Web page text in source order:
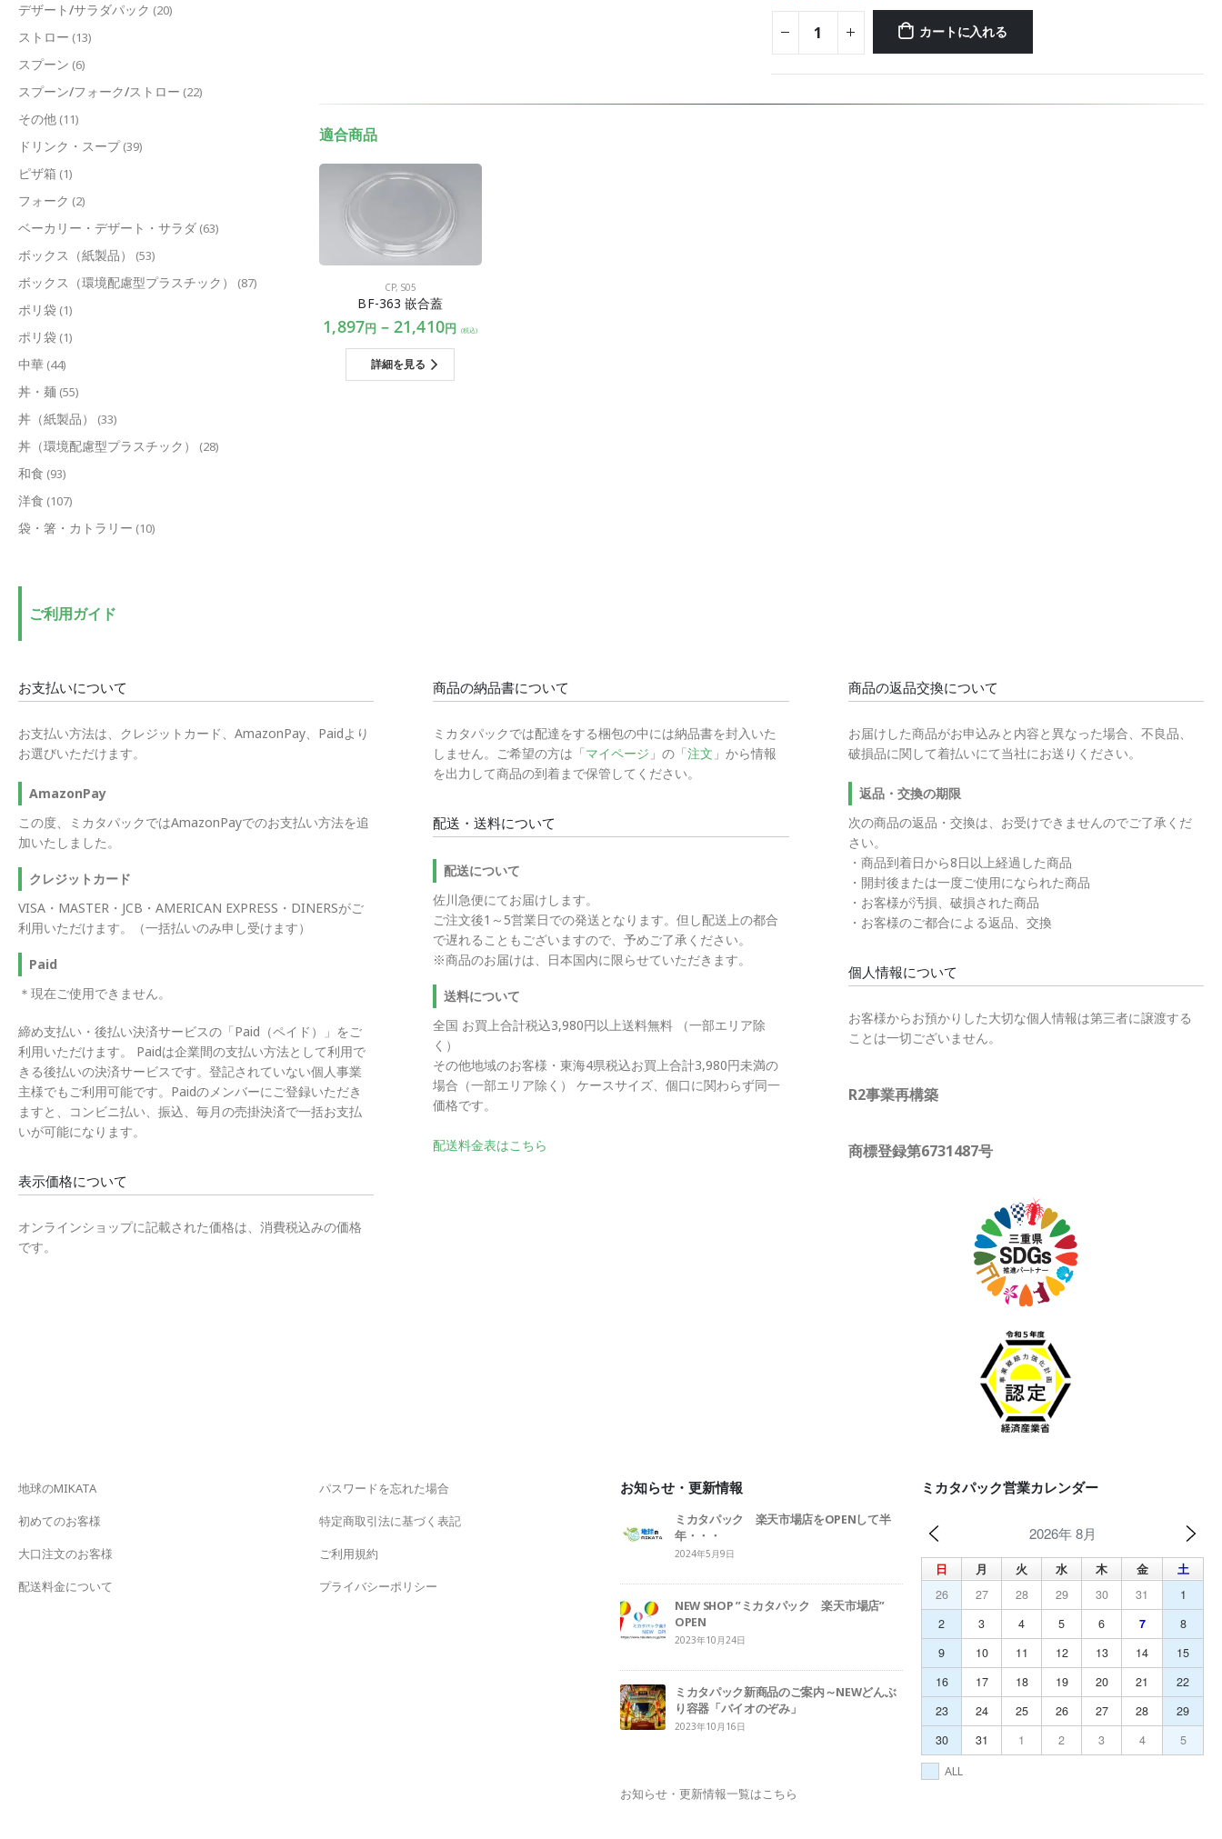
カートに入れる
適合商品
CP, S05
BF-363 嵌合蓋
1,897円 –21,410円 (税込)
詳細を見る
デザート/サラダパック (20)
ストロー (13)
スプーン (6)
スプーン/フォーク/ストロー (22)
その他 (11)
ドリンク・スープ (39)
ピザ箱 (1)
フォーク (2)
ベーカリー・デザート・サラダ (63)
ボックス（紙製品） (53)
ボックス（環境配慮型プラスチック） (87)
ポリ袋 (1)
ポリ袋 (1)
中華 (44)
丼・麺 (55)
丼（紙製品） (33)
丼（環境配慮型プラスチック） (28)
和食 (93)
洋食 (107)
袋・箸・カトラリー (10)
ご利用ガイド
お支払いについて
お支払い方法は、クレジットカード、AmazonPay、Paidより
お選びいただけます。
AmazonPay
この度、ミカタパックではAmazonPayでのお支払い方法を追
加いたしました。
クレジットカード
VISA・MASTER・JCB・AMERICAN EXPRESS・DINERSがご
利用いただけます。（一括払いのみ申し受けます）
Paid
＊現在ご使用できません。
締め支払い・後払い決済サービスの「Paid（ペイド）」をご
利用いただけます。 Paidは企業間の支払い方法として利用で
きる後払いの決済サービスです。登記されていない個人事業
主様でもご利用可能です。Paidのメンバーにご登録いただき
ますと、コンビニ払い、振込、毎月の売掛決済で一括お支払
いが可能になります。
表示価格について
オンラインショップに記載された価格は、消費税込みの価格
です。
商品の納品書について
ミカタパックでは配達をする梱包の中には納品書を封入いた
しません。ご希望の方は「マイページ 」の「注文 」から情報
を出力して商品の到着まで保管してください。
配送・送料について
配送について
佐川急便にてお届けします。
ご注文後1～5営業日での発送となります。但し配送上の都合
で遅れることもございますので、予めご了承ください。
※商品のお届けは、日本国内に限らせていただきます。
送料について
全国 お買上合計税込3,980円以上送料無料 （一部エリア除
く）
その他地域のお客様・東海4県税込お買上合計3,980円未満の
場合（一部エリア除く） ケースサイズ、個口に関わらず同一
価格です。
配送料金表はこちら
商品の返品交換について
お届けした商品がお申込みと内容と異なった場合、不良品、
破損品に関して着払いにて当社にお送りください。
返品・交換の期限
次の商品の返品・交換は、お受けできませんのでご了承くだ
さい。
・商品到着日から8日以上経過した商品
・開封後または一度ご使用になられた商品
・お客様が汚損、破損された商品
・お客様のご都合による返品、交換
個人情報について
お客様からお預かりした大切な個人情報は第三者に譲渡する
ことは一切ございません。
R2事業再構築
商標登録第6731487号
地球のMIKATA
初めてのお客様
大口注文のお客様
配送料金について
パスワードを忘れた場合
特定商取引法に基づく表記
ご利用規約
プライバシーポリシー
お知らせ・更新情報
ミカタパック 楽天市場店をOPENして半
年・・・
2024年5月9日
NEW SHOP ”ミカタパック 楽天市場店”
OPEN
2023年10月24日
ミカタパック新商品のご案内～NEWどんぶ
り容器「バイオのぞみ」
2023年10月16日
お知らせ・更新情報一覧はこちら
ミカタパック営業カレンダー
2026年 8月
日 月 火 水 木 金
土
26
27 28 29 30 31
1
2
3 4 5 6 7
8
9
10 11 12 13 14
15
16
17 18 19 20 21
22
23
24 25 26 27 28
29
30
31 1 2 3 4 5
ALL